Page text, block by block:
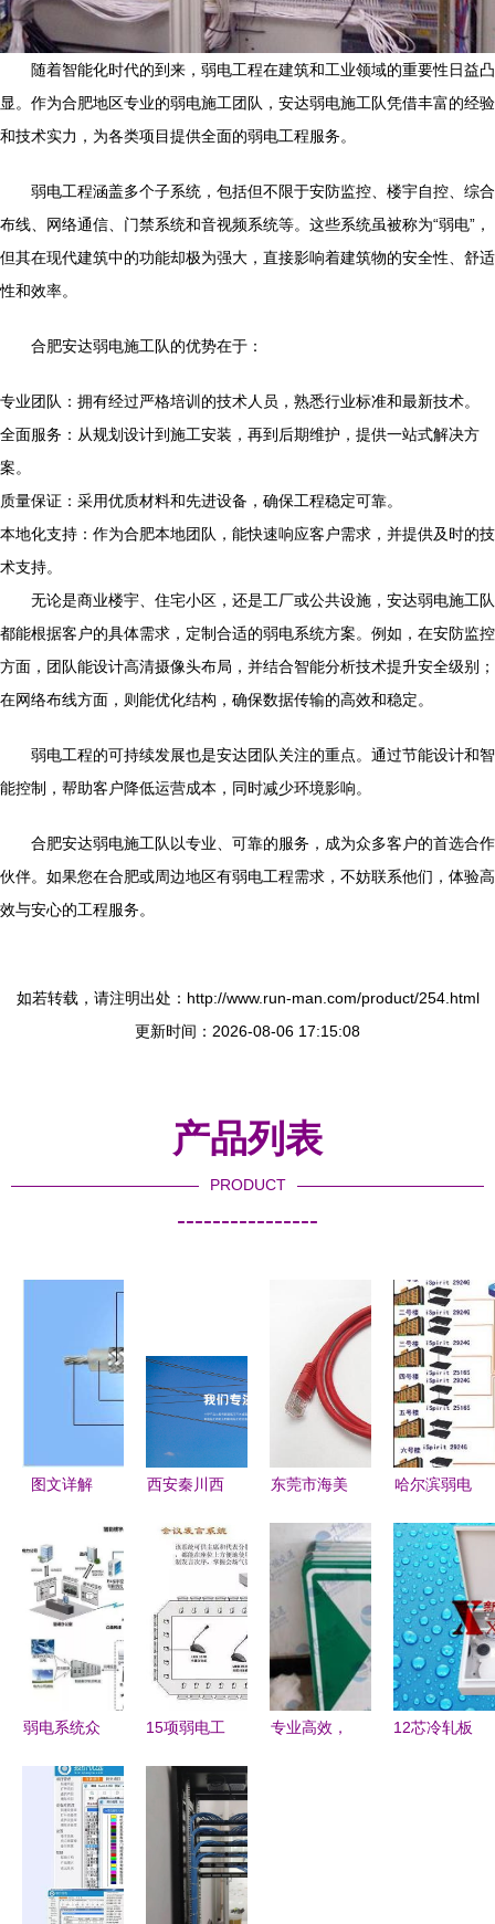
随着智能化时代的到来，弱电工程在建筑和工业领域的重要性日益凸
显。作为合肥地区专业的弱电施工团队，安达弱电施工队凭借丰富的经验
和技术实力，为各类项目提供全面的弱电工程服务。
弱电工程涵盖多个子系统，包括但不限于安防监控、楼宇自控、综合
布线、网络通信、门禁系统和音视频系统等。这些系统虽被称为“弱电”，
但其在现代建筑中的功能却极为强大，直接影响着建筑物的安全性、舒适
性和效率。
合肥安达弱电施工队的优势在于：
专业团队：拥有经过严格培训的技术人员，熟悉行业标准和最新技术。
全面服务：从规划设计到施工安装，再到后期维护，提供一站式解决方
案。
质量保证：采用优质材料和先进设备，确保工程稳定可靠。
本地化支持：作为合肥本地团队，能快速响应客户需求，并提供及时的技
术支持。
无论是商业楼宇、住宅小区，还是工厂或公共设施，安达弱电施工队
都能根据客户的具体需求，定制合适的弱电系统方案。例如，在安防监控
方面，团队能设计高清摄像头布局，并结合智能分析技术提升安全级别；
在网络布线方面，则能优化结构，确保数据传输的高效和稳定。
弱电工程的可持续发展也是安达团队关注的重点。通过节能设计和智
能控制，帮助客户降低运营成本，同时减少环境影响。
合肥安达弱电施工队以专业、可靠的服务，成为众多客户的首选合作
伙伴。如果您在合肥或周边地区有弱电工程需求，不妨联系他们，体验高
效与安心的工程服务。
如若转载，请注明出处：http://www.run-man.com/product/254.html
更新时间：2026-08-06 17:15:08
产品列表
PRODUCT
----------------
图文详解
用线缆及用
途
西安秦川西
厂 深耕弱
的可靠伙伴
东莞市海美
一站式提供
电脑配件、
弱电工程与
软件开发服
务
哈尔滨弱电
智慧城市
的“神经网
络”
弱电系统众
系统拓扑图
助你快速理
清工程原理
15项弱电工
图详解，工
程人员必备
收藏指南
专业高效，
12芯冷轧板